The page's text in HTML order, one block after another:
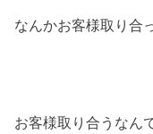
なんかお客様取り合
お客様取り合うなん